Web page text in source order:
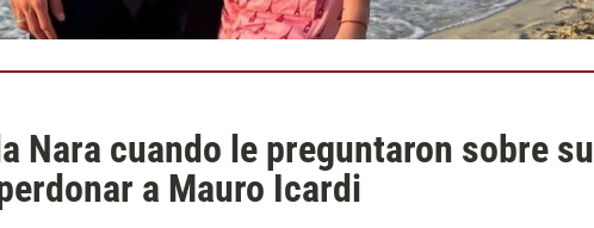
Nara cuando le preguntaron sobre su
a Mauro Icardi